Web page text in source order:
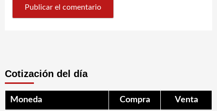
Cotización del día
Moneda Compra Venta